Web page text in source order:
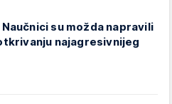
su možda napravili
najagresivnijeg